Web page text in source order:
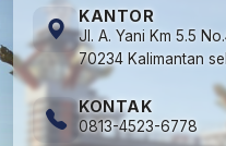
KANTOR
Jl. A. Yani Km 5.5
70234 Kalimantan
KONTAK
0813-4523-6778